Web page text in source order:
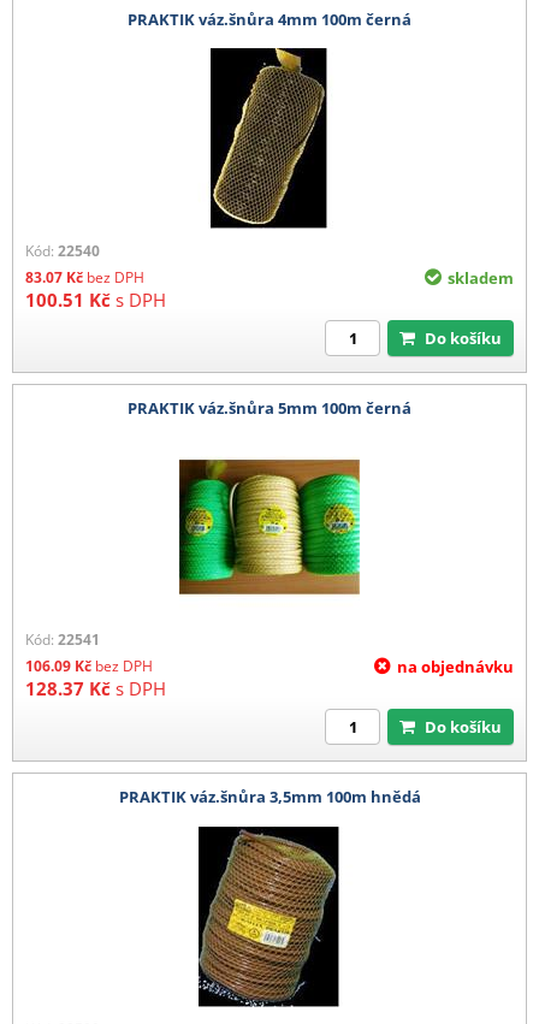
PRAKTIK váz.šnůra 4mm 100m černá
Kód: 22540
83.07 Kč bez DPH
100.51 Kč s DPH
skladem
Do košíku
PRAKTIK váz.šnůra 5mm 100m černá
Kód: 22541
106.09 Kč bez DPH
128.37 Kč s DPH
na objednávku
Do košíku
PRAKTIK váz.šnůra 3,5mm 100m hnědá